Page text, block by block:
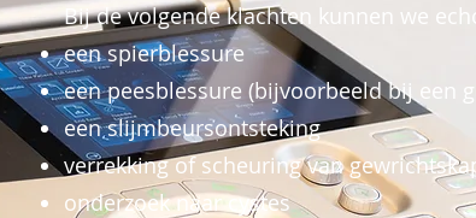
Bij de volgende klachten kunnen we
een spierblessure
een peesblessure (bijvoorbeeld bij een
een slijmbeursontsteking
verrekking of scheuring van
onderzoek naar cystes